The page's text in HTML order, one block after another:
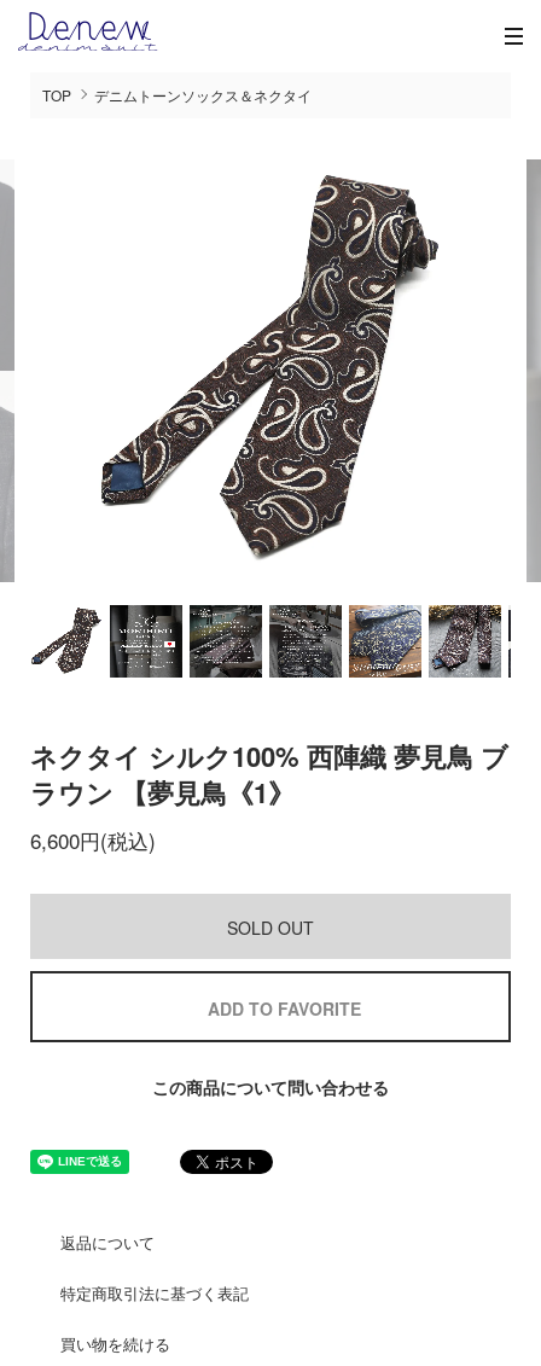
TOP デニムトーンソックス＆ネクタイ
ネクタイ シルク100% 西陣織 夢見鳥 ブ
ラウン 【夢見鳥《1》
6,600円(税込)
SOLD OUT
ADD TO FAVORITE
この商品について問い合わせる
返品について
特定商取引法に基づく表記
買い物を続ける